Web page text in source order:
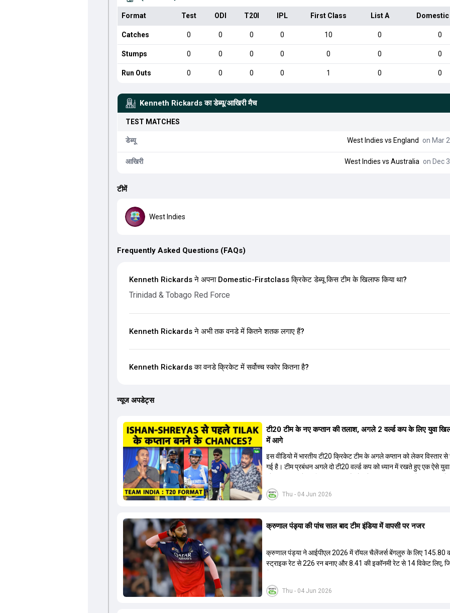
Format Test ODI T20I IPL First Class List A
Catches 0 0 0 0 10 0 0
Stumps 0 0 0 0 0 0 0
Run Outs 0 0 0 0 1 0 0
Kenneth Rickards का डेब्यू/आखिरी मैच
TEST MATCHES
डेब्यू West Indies vs England on Mar
आखिरी West Indies vs Australia on Dec
टीमें
West Indies
Frequently Asked Questions (FAQs)
Kenneth Rickards ने अपना Domestic-Firstclass क्रिकेट डेब्यू किस टीम के खिलाफ किया था?
Trinidad & Tobago Red Force
Kenneth Rickards ने अभी तक वनडे में कितने शतक लगाए हैं?
Kenneth Rickards का वनडे क्रिकेट में सर्वोच्च स्कोर कितना है?
न्यूज अपडेट्स
Thu - 04 Jun 2026
टी20 टीम के नए कप्तान की तलाश, अगले 2 वर्ल्ड कप के लिए युवा
में आगे
इस वीडियो में भारतीय टी20 क्रिकेट टीम के अगले कप्तान को लेकर विस्तार से
गई है। टीम प्रबंधन अगले दो टी20 वर्ल्ड कप को ध्यान में रखते हुए एक ऐसे युवा
बताया गया है कि टी20 टीम को टेस्ट और वनडे टीम से अलग रखा गया है।
में कुछ ऐसे युवा खिलाड़ी शामिल हैं जिनके पास घरेलू क्रिकेट में कप्तानी का
विकेटकीपर की भूमिका को लेकर भी स्पष्टता दी गई है कि टी20 में ओपनिंग करने
जो अगले चार से आठ साल तक टीम की कमान संभाल सके।
Thu - 04 Jun 2026
क्रुणाल पंड्या की पांच साल बाद टीम इंडिया में वापसी पर नजर
क्रुणाल पंड्या ने आईपीएल 2026 में रॉयल चैलेंजर्स बेंगलुरु के लिए 145.80
स्ट्राइक रेट से 226 रन बनाए और 8.41 की इकॉनमी रेट से 14 विकेट लिए,